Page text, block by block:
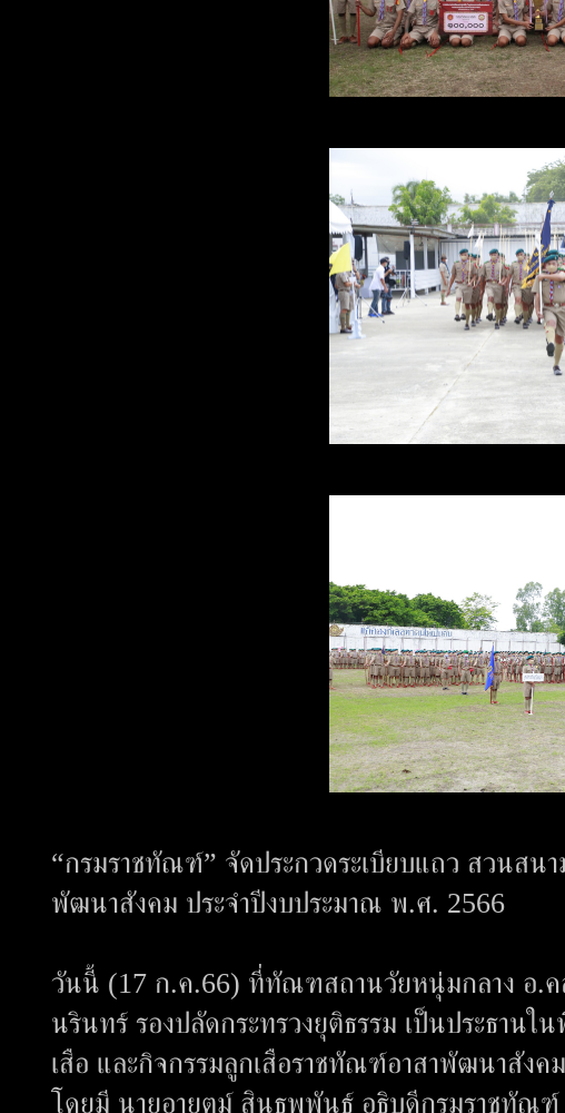
“กรมราชทัณฑ์” จัดประกวดระเบียบแถว สวนสน
พัฒนาสังคม ประจำปีงบประมาณ พ.ศ. 2566
วันนี้ (17 ก.ค.66) ที่ทัณฑสถานวัยหนุ่มกลาง อ.ค
นรินทร์ รองปลัดกระทรวงยุติธรรม เป็นประธานใ
เสือ และกิจกรรมลูกเสือราชทัณฑ์อาสาพัฒนาสังค
โดยมี นายอายุตม์ สินธพพันธุ์ อธิบดีกรมราชทัณฑ์